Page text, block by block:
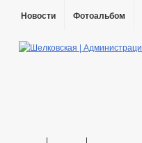
Новости Фотоальбом